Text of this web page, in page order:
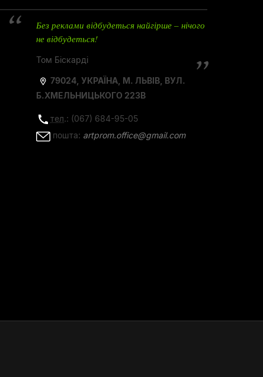
Без реклами відбудеться найгірше – нічого
не відбудеться!
Том Біскарді
79024, УКРАЇНА, М. ЛЬВІВ, ВУЛ.
Б.ХМЕЛЬНИЦЬКОГО 223В
тел.: (067) 684-95-05
пошта: artprom.office@gmail.com